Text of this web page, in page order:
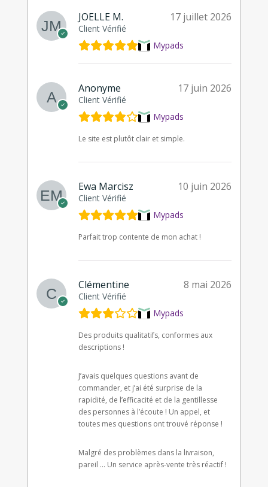
JOELLE M.
Client Vérifié
17 juillet 2026
Mypads
Anonyme
Client Vérifié
17 juin 2026
Mypads
Le site est plutôt clair et simple.
Ewa Marcisz
Client Vérifié
10 juin 2026
Mypads
Parfait trop contente de mon achat !
Clémentine
Client Vérifié
8 mai 2026
Mypads
Des produits qualitatifs, conformes aux
descriptions !
J’avais quelques questions avant de
commander, et j’ai été surprise de la
rapidité, de l’efficacité et de la gentillesse
des personnes à l’écoute ! Un appel, et
toutes mes questions ont trouvé réponse !
Malgré des problèmes dans la livraison,
pareil … Un service après-vente très réactif !